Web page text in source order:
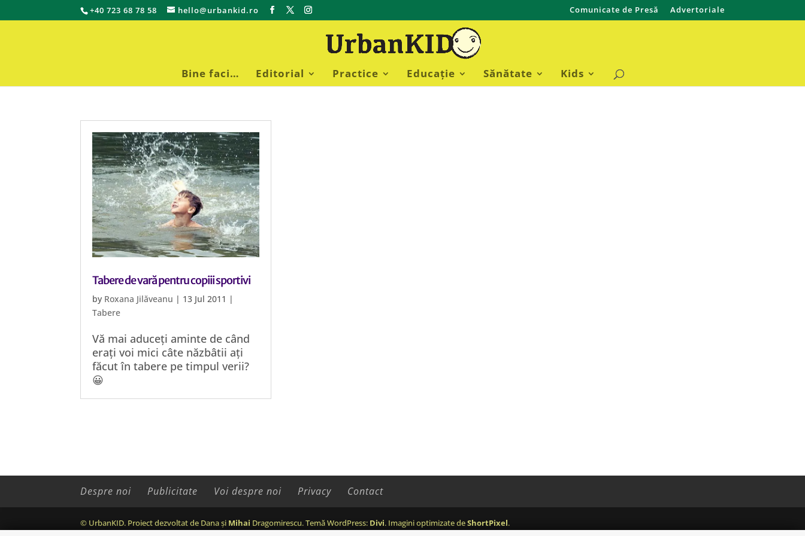
+40 723 68 78 58 hello@urbankid.ro Comunicate de Presă Advertoriale
Bine faci… Editorial Practice Educație Sănătate Kids
Tabere de vară pentru copiii sportivi
by Roxana Jilăveanu | 13 Jul 2011 |
Tabere
Vă mai aduceți aminte de când
erați voi mici câte năzbâtii ați
făcut în tabere pe timpul verii?
😀
Despre noi Publicitate Voi despre noi Privacy Contact
© UrbanKID. Proiect dezvoltat de Dana și Mihai Dragomirescu. Temă WordPress: Divi. Imagini optimizate deShortPixel.